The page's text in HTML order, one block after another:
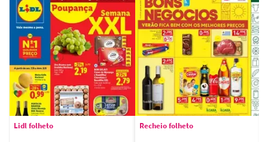
Lidl folheto Recheio folheto